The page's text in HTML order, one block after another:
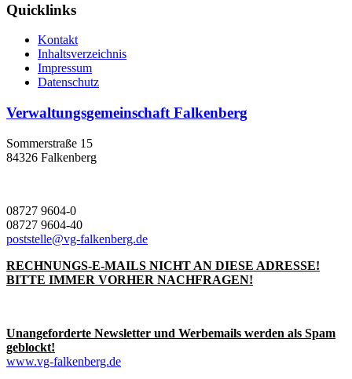
Quicklinks
Kontakt
Inhaltsverzeichnis
Impressum
Datenschutz
Verwaltungsgemeinschaft Falkenberg
Sommerstraße 15
84326 Falkenberg
08727 9604-0
08727 9604-40
poststelle@vg-falkenberg.de
RECHNUNGS-E-MAILS NICHT AN DIESE ADRESSE!
BITTE IMMER VORHER NACHFRAGEN!
Unangeforderte Newsletter und Werbemails werden als Spam
geblockt!
www.vg-falkenberg.de